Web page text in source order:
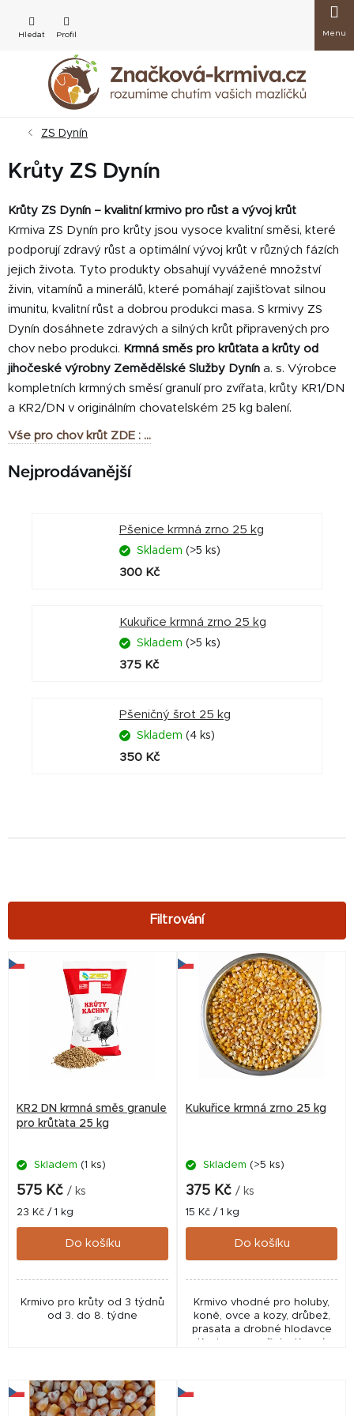
obsah
košík
ZS Dynín
Krůty ZS Dynín
Krůty ZS Dynín – kvalitní krmivo pro růst a vývoj krůt
Krmiva ZS Dynín pro krůty jsou vysoce kvalitní směsi, které
podporují zdravý růst a optimální vývoj krůt v různých fázích
jejich života. Tyto produkty obsahují vyvážené množství
živin, vitamínů a minerálů, které pomáhají zajišťovat silnou
imunitu, kvalitní růst a dobrou produkci masa. S krmivy ZS
Dynín dosáhnete zdravých a silných krůt připravených pro
chov nebo produkci. Krmná směs pro krůťata a krůty od
jihočeské výrobny Zemědělské Služby Dynín a. s. Výrobce
kompletních krmných směsí granulí pro zvířata, krůty KR1/DN
a KR2/DN v originálním chovatelském 25 kg balení.
Vśe pro chov krůt ZDE : ...
Nejprodávanější
Pšenice krmná zrno 25 kg
Skladem (>5 ks)
300 Kč
Kukuřice krmná zrno 25 kg
Skladem (>5 ks)
375 Kč
Pšeničný šrot 25 kg
Skladem (4 ks)
350 Kč
V
o
KR2 DN krmná směs granule
pro krůťata 25 kg
Skladem (1 ks)
575 Kč / ks
Měrná
cena:
23 Kč / 1 kg
Do košíku
Krmivo pro krůty od 3 týdnů
od 3. do 8. týdne
Kukuřice krmná zrno 25 kg
Skladem (>5 ks)
375 Kč / ks
Měrná
cena:
15 Kč / 1 kg
Do košíku
Krmivo vhodné pro holuby,
koně, ovce a kozy, drůbež,
prasata a drobné hlodavce
Krmivo pro zvířata. Krmná